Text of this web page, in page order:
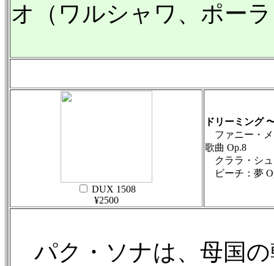
オ（ワルシャワ、ポー
DUX 1508
¥2500
ドリーミング
ファニー・メ
歌曲 Op.8
クララ・シュ
ビーチ：夢
パク・ソナは、母国